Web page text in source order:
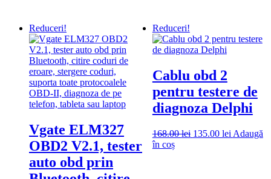
Reduceri!
Vgate ELM327
OBD2 V2.1, tester
auto obd prin
Reduceri!
Cablu obd 2
pentru testere de
diagnoza Delphi
168.00lei Prețul
135.00 leiPrețul
Adaugă
în coș